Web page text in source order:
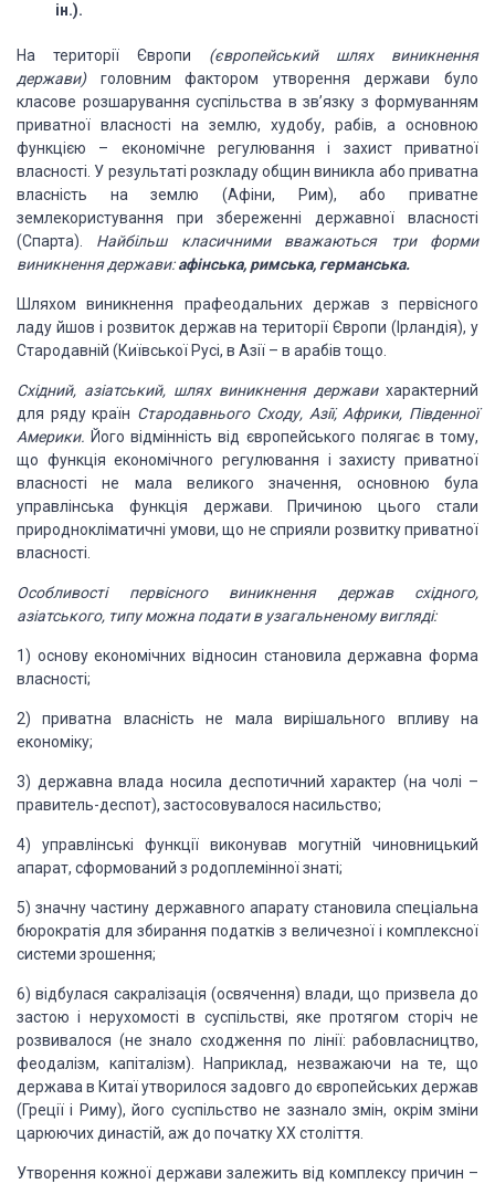
ін.).
На території Європи (європейський шлях виникнення
держави) головним фактором утворення держави було
класове розшарування суспільства в зв’язку з формуванням
приватної власності на землю, худобу, рабів, а основною
функцією – економічне регулювання і захист приватної
власності. У результаті розкладу общин виникла або приватна
власність на землю (Афіни, Рим), або приватне
землекористування при збереженні державної власності
(Спарта). Найбільш класичними вважаються три форми
виникнення держави:афінська, римська, германська.
Шляхом виникнення прафеодальних держав з первісного
ладу йшов і розвиток держав на території Європи (Ірландія), у
Стародавній (Київської Русі, в Азії – в арабів тощо.
Східний, азіатський, шлях виникнення держави характерний
для рядукраїн Стародавнього Сходу, Азії, Африки, Південної
Америки. Його відмінність від європейського полягає в тому,
що функція економічного регулювання і захисту приватної
власності не мала великого значення, основною була
управлінська функція держави. Причиною цього стали
природнокліматичні умови, що не сприяли розвитку приватної
власності.
Особливості первісноговиникнення держав східного,
азіатського, типу можна подати в узагальненому вигляді:
1) основу економічних відносин становила державна форма
власності;
2) приватна власність не мала вирішального впливу на
економіку;
3) державна влада носила деспотичний характер (на чолі –
правитель-деспот), застосовувалося насильство;
4) управлінські функції виконував могутній чиновницький
апарат, сформований з родоплемінної знаті;
5) значну частину державного апарату становила спеціальна
бюрократія для збирання податків з величезної і комплексної
системи зрошення;
6) відбулася сакралізація (освячення) влади, що призвела до
застою і нерухомості в суспільстві, яке протягом сторіч не
розвивалося (не знало сходження по лінії: рабовласництво,
феодалізм, капіталізм).
Наприклад, незважаючи на те, що
держава в Китаї утворилося задовго до європейськихдержав
(Греції і Риму), його суспільство не зазнало змін, окрім зміни
царюючих династій, аж до початку XX століття.
Утворення кожної держави залежить від комплексу причин –